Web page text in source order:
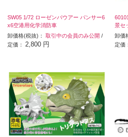
SW05 1/72 ローゼンバウアー パンサー6
x6空港用化学消防車
卸価格(税抜)： 取引中の会員のみ公開 /
定価： 2,800 円
景セ
卸価
定価